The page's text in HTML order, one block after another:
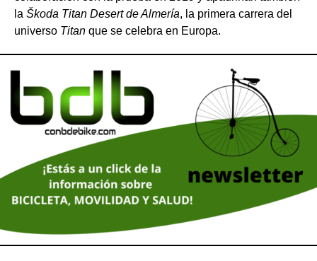
la Škoda Titan Desert de Almería, la primera carrera del
universo Titan que se celebra en Europa.